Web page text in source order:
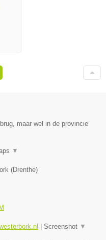
maar wel in de provincie
▼
(Drenthe)
Screenshot ▼